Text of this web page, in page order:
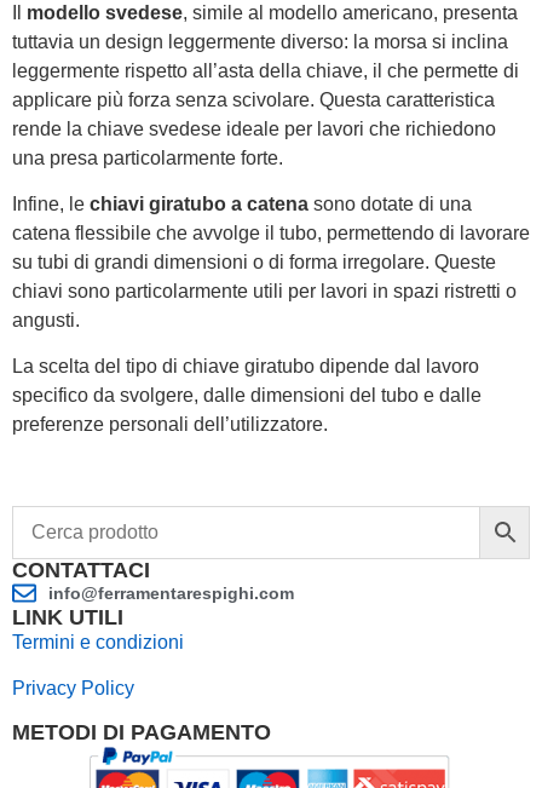
modello svedese, simile al modello americano, presenta
tuttavia un design leggermente diverso: la morsa si inclina
leggermente rispetto all’asta della chiave, il che permette di
applicare più forza senza scivolare. Questa caratteristica
rende la chiave svedese ideale per lavori che richiedono
una presa particolarmente forte.
Infine, le chiavi giratubo a catena sono dotate di una
catena flessibile che avvolge il tubo, permettendo di lavorare
su tubi di grandi dimensioni o di forma irregolare. Queste
chiavi sono particolarmente utili per lavori in spazi ristretti o
angusti.
La scelta del tipo di chiave giratubo dipende dal lavoro
specifico da svolgere, dalle dimensioni del tubo e dalle
preferenze personali dell’utilizzatore.
CONTATTACI
info@ferramentarespighi.com
LINK UTILI
Termini e condizioni
Privacy Policy
METODI DI PAGAMENTO